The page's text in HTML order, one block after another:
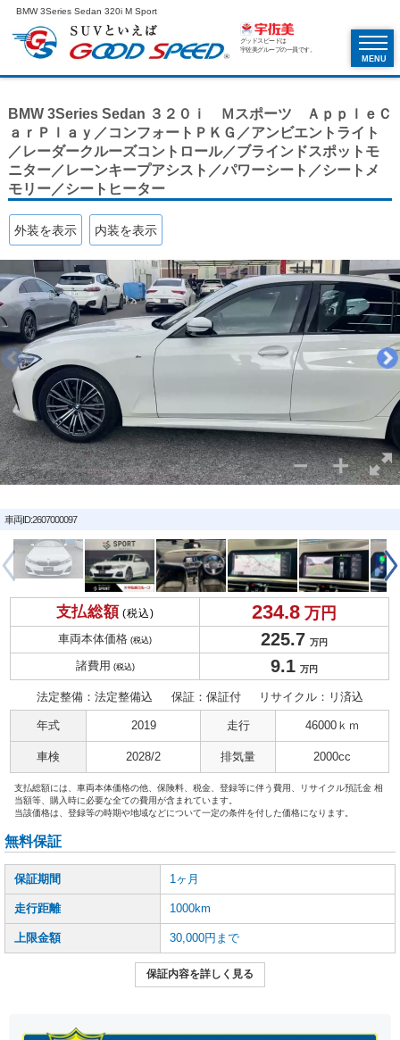
BMW 3Series Sedan 320i M Sport
グッドスピードは
宇佐美グループの一員です。
MENU
BMW 3Series Sedan ３２０ｉ Ｍスポーツ ＡｐｐｌｅＣ
ａｒＰｌａｙ／コンフォートＰＫＧ／アンビエントライト
／レーダークルーズコントロール／ブラインドスポットモ
ニター／レーンキープアシスト／パワーシート／シートメ
モリー／シートヒーター
外装を表示 内装を表示
車両ID:2607000097
支払総額 (税込) 234.8 万円
車両本体価格 (税込) 225.7 万円
諸費用 (税込) 9.1 万円
法定整備：法定整備込 保証：保証付 リサイクル：リ済込
年式 2019 走行 46000ｋｍ
車検 2028/2 排気量 2000cc
支払総額には、車両本体価格の他、保険料、税金、登録等に伴う費用、リサイクル預託金 相
当額等、購入時に必要な全ての費用が含まれています。
当該価格は、登録等の時期や地域などについて一定の条件を付した価格になります。
無料保証
保証期間 1ヶ月
走行距離 1000km
上限金額 30,000円まで
保証内容を詳しく見る